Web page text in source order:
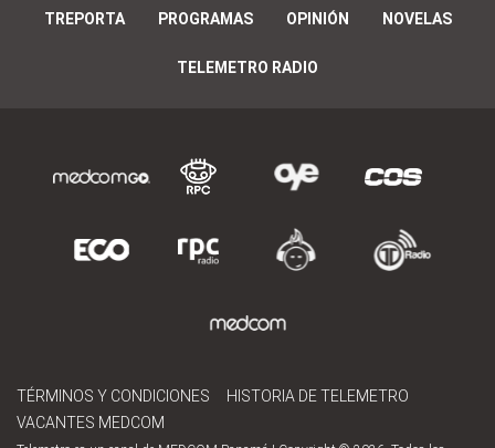
TREPORTA PROGRAMAS OPINIÓN NOVELAS
TELEMETRO RADIO
TÉRMINOS Y CONDICIONES
HISTORIA DE TELEMETRO
VACANTES MEDCOM